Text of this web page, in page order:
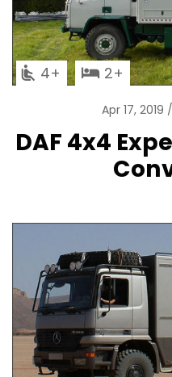
4 2
Apr 17, 2019
DAF 4x4